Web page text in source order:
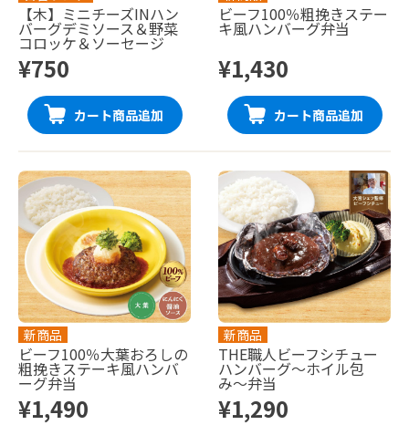
【木】ミニチーズINハン
バーグデミソース＆野菜
コロッケ＆ソーセージ
¥750
カート商品追加
ビーフ100％粗挽きステー
キ風ハンバーグ弁当
¥1,430
カート商品追加
新商品
ビーフ100％大葉おろしの
粗挽きステーキ風ハンバ
ーグ弁当
¥1,490
新商品
THE職人ビーフシチュー
ハンバーグ〜ホイル包
み〜弁当
¥1,290